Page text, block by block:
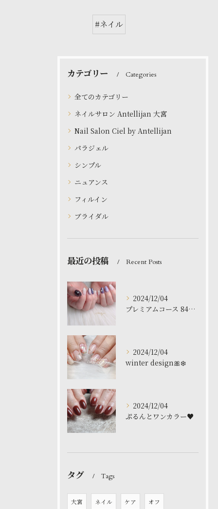
#ネイル
カテゴリー Categories
全てのカテゴリー
ネイルサロン Antellijan 大宮
Nail Salon Ciel by Antellijan
パラジェル
シンプル
ニュアンス
フィルイン
ブライダル
最近の投稿 Recent Posts
2024/12/04
プレミアムコース 8480円
2024/12/04
winter design🎀❄️
2024/12/04
ぷるんとワンカラー♥️
タグ Tags
大宮 ネイル ケア オフ